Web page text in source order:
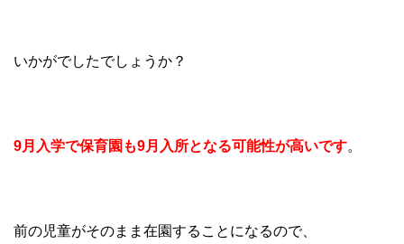
いかがでしたでしょうか？
9月入学で保育園も9月入所となる可能性が高いです。
前の児童がそのまま在園することになるので、